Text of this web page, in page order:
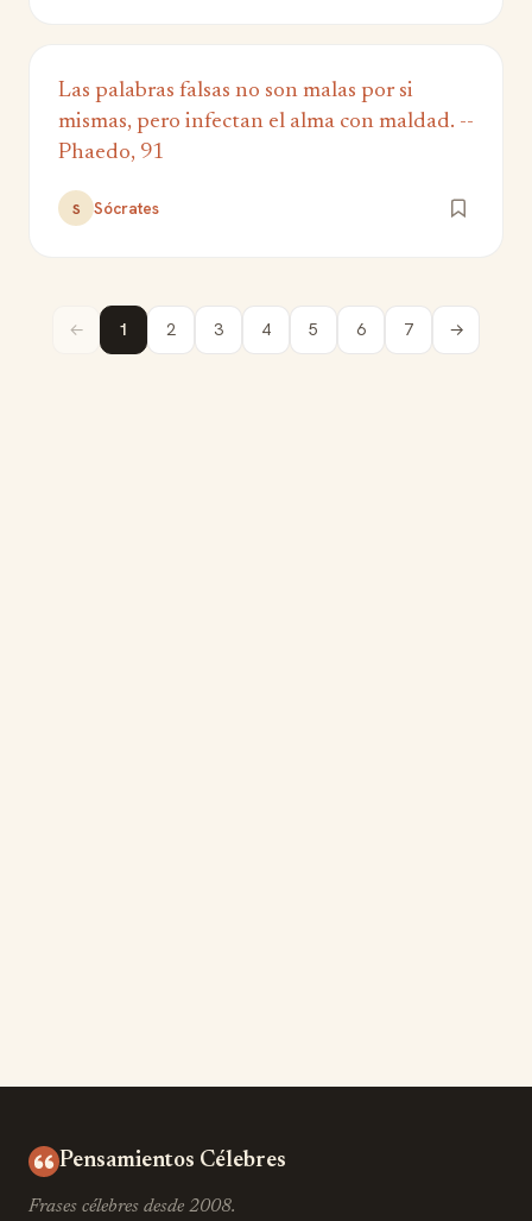
Las palabras falsas no son malas por si
mismas, pero infectan el alma con maldad. --
Phaedo, 91
S Sócrates
← 1 2 3 4 5 6 7 →
Pensamientos Célebres
Frases célebres desde 2008.